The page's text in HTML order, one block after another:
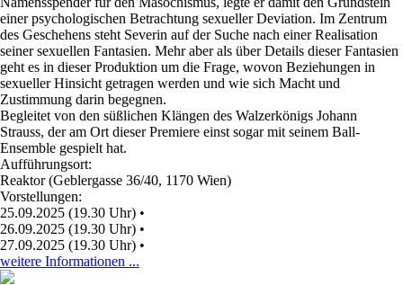
einer psychologischen Betrachtung sexueller Deviation. Im Zentrum
des Geschehens steht Severin auf der Suche nach einer Realisation
seiner sexuellen Fantasien. Mehr aber als über Details dieser Fantasien
geht es in dieser Produktion um die Frage, wovon Beziehungen in
sexueller Hinsicht getragen werden und wie sich Macht und
Zustimmung darin begegnen.
Begleitet von den süßlichen Klängen des Walzerkönigs Johann
Strauss, der am Ort dieser Premiere einst sogar mit seinem Ball-
Ensemble gespielt hat.
Aufführungsort:
Reaktor (Geblergasse 36/40, 1170 Wien)
Vorstellungen:
25.09.2025 (19.30 Uhr) •
26.09.2025 (19.30 Uhr) •
27.09.2025 (19.30 Uhr) •
weitere Informationen ...